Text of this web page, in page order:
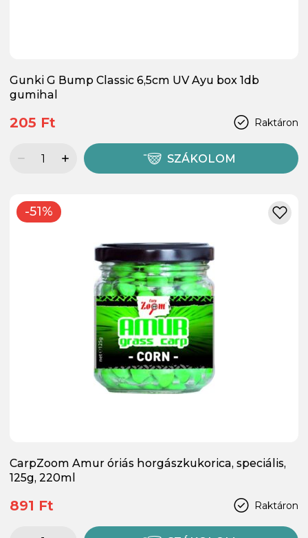
Gunki G Bump Classic 6,5cm UV Ayu box 1db
gumihal
Raktáron
205 Ft
SZÁKOLOM
-51%
CarpZoom Amur óriás horgászkukorica, speciális,
125g, 220ml
Raktáron
891 Ft